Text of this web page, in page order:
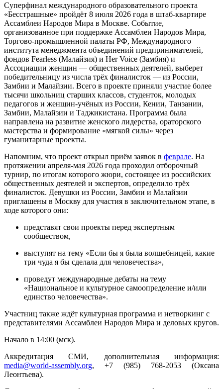
Суперфинал международного образовательного проекта
«Бесстрашные» пройдёт 8 июля 2026 года в штаб-квартире
Ассамблеи Народов Мира в Москве. Событие,
организованное при поддержке Ассамблеи Народов Мира,
Торгово-промышленной палаты РФ, Международного
института менеджмента объединений предпринимателей,
фондов Fearless (Малайзия) и Her Voice (Замбия) и
Ассоциации женщин — общественных деятелей, выберет
победительницу из числа трёх финалисток — из России,
Замбии и Малайзии. Всего в проекте приняли участие более
тысячи школьниц старших классов, студенток, молодых
педагогов и женщин-учёных из России, Кении, Танзании,
Замбии, Малайзии и Таджикистана. Программа была
направлена на развитие женского лидерства, ораторского
мастерства и формирование «мягкой силы» через
гуманитарные проекты.
Напомним, что проект открыл приём заявок в феврале. На
протяжении апреля-мая 2026 года проходил отборочный
турнир, по итогам которого жюри, состоящее из российских
общественных деятелей и экспертов, определило трёх
финалисток. Девушки из России, Замбии и Малайзии
приглашены в Москву для участия в заключительном этапе, в
ходе которого они:
представят свои проекты перед экспертным
сообществом,
выступят на тему «Если бы я была волшебницей, какие
три чуда я бы сделала для человечества»,
проведут международные дебаты на тему
«Национальное и культурное самоопределение и/или
единство человечества».
Участниц также ждёт культурная программа и нетворкинг с
представителями Ассамблеи Народов Мира и деловых кругов.
Начало в 14:00 (мск).
Аккредитация СМИ, дополнительная информация:
media@world-assembly.org, +7 (985) 768-2053 (Оксана
Леонтьева).